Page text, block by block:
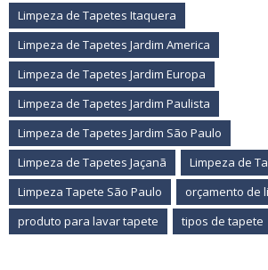
Limpeza de Tapetes Itaquera
Limpeza de Tapetes Jardim America
Limpeza de Tapetes Jardim Europa
Limpeza de Tapetes Jardim Paulista
Limpeza de Tapetes Jardim São Paulo
Limpeza de Tapetes Jaçanã
Limpeza de
Limpeza Tapete São Paulo
orçamento de
produto para lavar tapete
tipos de tapete